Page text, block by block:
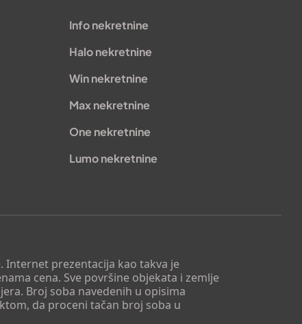
Internet prezentacija kao takva je
cena. Sve površine objekata i zemlje
Broj soba navedenih u opisima
da proceni tačan broj soba u
Info nekretnine
Halo nekretnine
Win nekretnine
Max nekretnine
One nekretnine
Lumo nekretnine